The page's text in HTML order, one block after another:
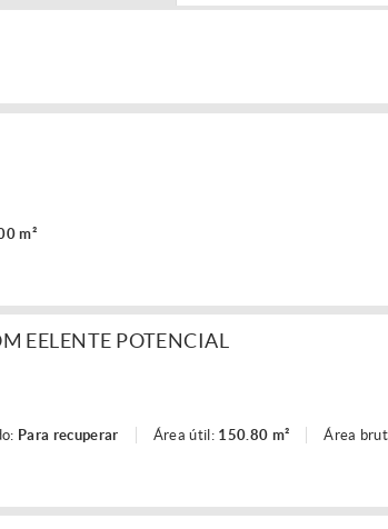
m²
EELENTE POTENCIAL
Para recuperar Área útil: 150.80 m² Área